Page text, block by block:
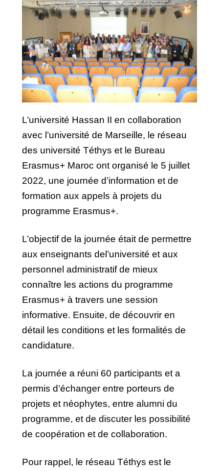
L’université Hassan II en collaboration
avec l’université de Marseille, le réseau
des université Téthys et le Bureau
Erasmus+ Maroc ont organisé le 5 juillet
2022, une journée d’information et de
formation aux appels à projets du
programme Erasmus+.
L’objectif de la journée était de permettre
aux enseignants del’université et aux
personnel administratif de mieux
connaître les actions du programme
Erasmus+ à travers une session
informative. Ensuite, de découvrir en
détail les conditions et les formalités de
candidature.
La journée a réuni 60 participants et a
permis d’échanger entre porteurs de
projets et néophytes, entre alumni du
programme, et de discuter les possibilité
de coopération et de collaboration.
Pour rappel, le réseau Téthys est le